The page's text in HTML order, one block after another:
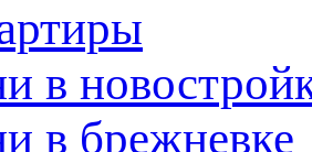
в
в брежневке